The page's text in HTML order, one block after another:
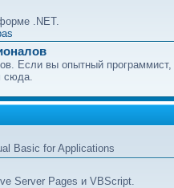
.NET.
Если вы опытный
сюда.
Basic for Applications
Server Pages и VBScript.